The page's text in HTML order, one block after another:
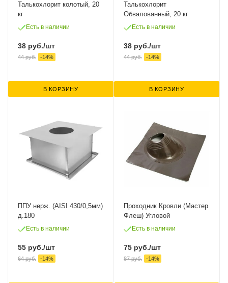
Талькохлорит колотый, 20
кг
Есть в наличии
38 руб./шт
44руб. -14%
В КОРЗИНУ
Талькохлорит
Обвалованный, 20 кг
Есть в наличии
38 руб./шт
44руб. -14%
В КОРЗИНУ
ППУ нерж. (AISI 430/0,5мм)
д.180
Есть в наличии
55 руб./шт
64руб. -14%
Проходник Кровли (Мастер
Флеш) Угловой
Есть в наличии
75 руб./шт
87руб. -14%